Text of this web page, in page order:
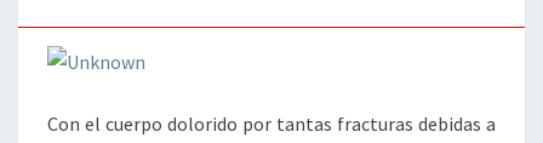
Con el cuerpo dolorido por tantas fracturas debidas a